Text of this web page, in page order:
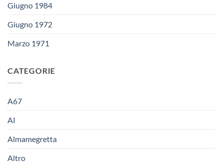
Giugno 1984
Giugno 1972
Marzo 1971
CATEGORIE
A67
AI
Almamegretta
Altro